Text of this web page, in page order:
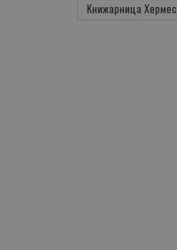
Книжарница Хермес